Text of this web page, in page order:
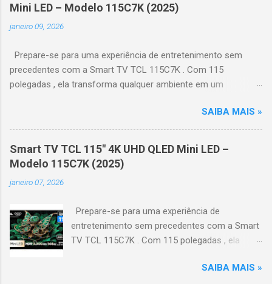
Mini LED – Modelo 115C7K (2025)
janeiro 09, 2026
Prepare-se para uma experiência de entretenimento sem
precedentes com a Smart TV TCL 115C7K . Com 115
polegadas , ela transforma qualquer ambiente em um
e realistas. 🌟 Destaques do produto Tela QLED Mini LED 115” :
controle de iluminação preciso, brilho intenso e cores
vibrantes. Resolução 4K UHD : detalhes impressionantes e
contraste profundo em cada cena. Processador AiPQ :
desempenho otimizado para imagens e movimentos fluidos.
Taxa de atualização nativa de 144Hz (até 240Hz com DLG) :
imediata. Google TV integrado : interface intuitiva,
recomendações personalizadas e acesso a aplicativos como
YouTube, Netflix, Disney+, Prime Video, HBO Max e muito mais.
navegação. 📐 Design e dimensões Largura: 256,6 cm | Altura:
SAIBA MAIS »
Smart TV TCL 115" 4K UHD QLED Mini LED –
Modelo 115C7K (2025)
janeiro 07, 2026
Prepare-se para uma experiência de
entretenimento sem precedentes com a Smart
TV TCL 115C7K . Com 115 polegadas , ela
verdadeiro cinema particular, oferecendo
SAIBA MAIS »